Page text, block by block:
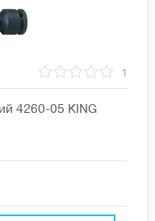
1
4260-05 KING